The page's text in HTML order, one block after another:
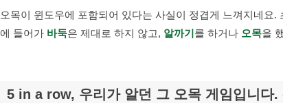
오목이 윈도우에 포함되어 있다는 사실이 정겹게 느껴지네요.
에 들어가 바둑은 제대로 하지 않고, 알까기를 하거나 오목을
5 in a row, 우리가 알던 그 오목 게임입니다